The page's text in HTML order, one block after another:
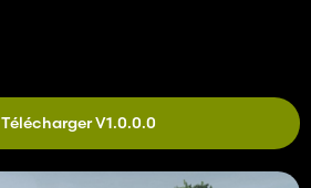
Télécharger V1.0.0.0